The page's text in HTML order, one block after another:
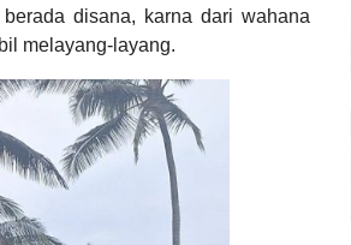
disana, karna dari wahana
melayang-layang.